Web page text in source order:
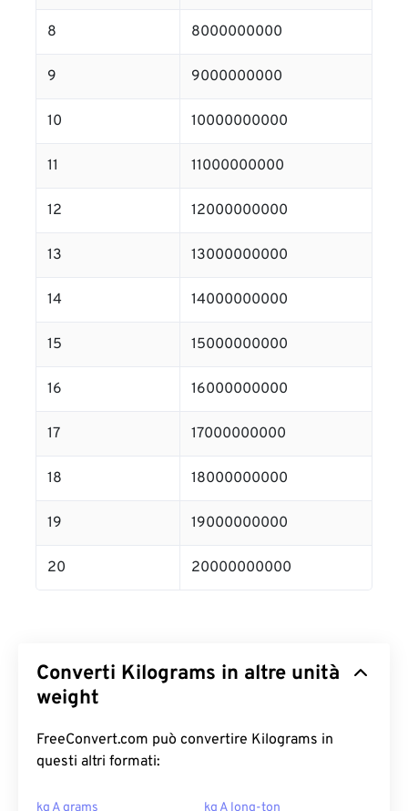
8 8000000000
9 9000000000
10 10000000000
11 11000000000
12 12000000000
13 13000000000
14 14000000000
15 15000000000
16 16000000000
17 17000000000
18 18000000000
19 19000000000
20 20000000000
Converti Kilograms in altre unità
weight
FreeConvert.com può convertire Kilograms in
questi altri formati:
kg A grams kg A long-ton